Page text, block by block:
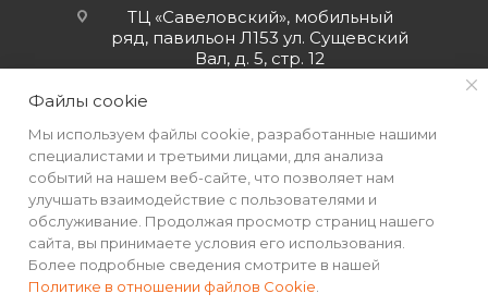
ТЦ «Савеловский», мобильный
ряд, павильон Л153 ул. Сущевский
Вал, д. 5, стр. 12
2026 © Интернет-магазин MiMall® • Не является публичной
Файлы cookie
Мы используем файлы cookie, разработанные нашими
специалистами и третьими лицами, для анализа
событий на нашем веб-сайте, что позволяет нам
улучшать взаимодействие с пользователями и
обслуживание. Продолжая просмотр страниц нашего
сайта, вы принимаете условия его использования.
Более подробные сведения смотрите в нашей
Политике в отношении файлов Cookie